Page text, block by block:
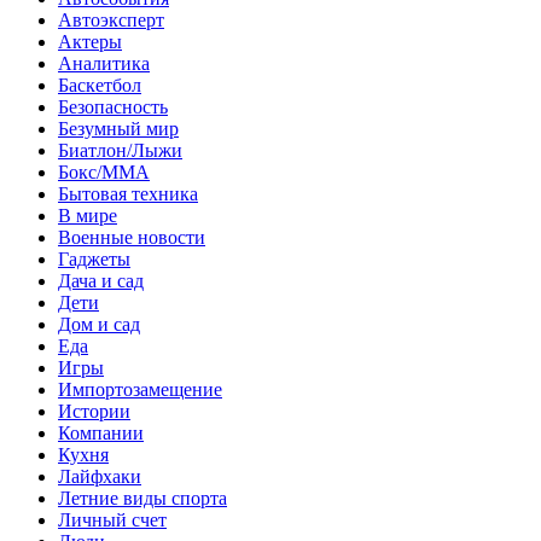
Автоэксперт
Актеры
Аналитика
Баскетбол
Безопасность
Безумный мир
Биатлон/Лыжи
Бокс/MMA
Бытовая техника
В мире
Военные новости
Гаджеты
Дача и сад
Дети
Дом и сад
Еда
Игры
Импортозамещение
Истории
Компании
Кухня
Лайфхаки
Летние виды спорта
Личный счет